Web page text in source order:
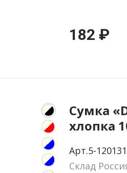
182 ₽
Сумка
хлопка
Арт.5-
Склад